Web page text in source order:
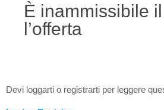
È inammissibile
l’offerta
Devi loggarti o registrarti per leggere